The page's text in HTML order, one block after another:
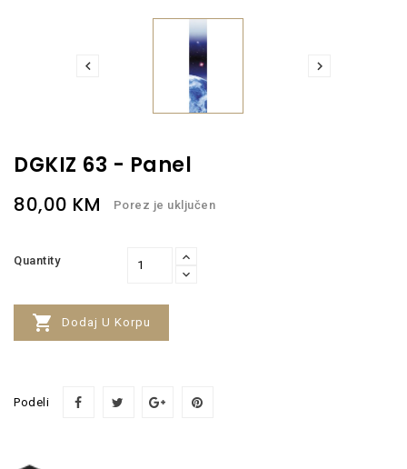
 
DGKIZ 63 - Panel
80,00 KM Porez je uključen
Quantity
 Dodaj U Korpu
Podeli